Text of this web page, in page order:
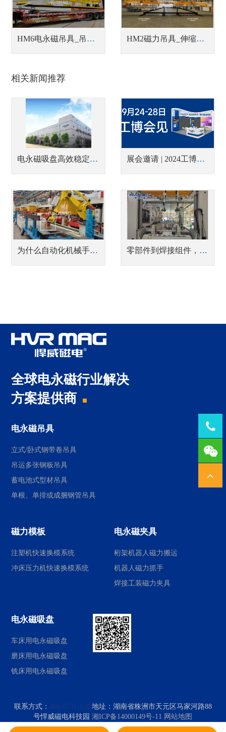
HM6电永磁吊具_吊运多张钢板吊具 HM2磁力吊具_伸缩梁中厚钢板吊具
相关新闻推荐
电永磁吸盘高效稳定的先进设备 展会邀请 | 2024工博会，悍威磁电邀您见证电永磁铁的智慧魅力
为什么自动化机械手在搬运物体时发生翻转，工件也不会掉落？ 零部件到焊接组件，电永磁起到了什么样的作用
全球电永磁行业解决
方案提供商
电永磁吊具
立式/卧式钢带卷吊具
吊运多张钢板吊具
蓄电池式型材吊具
单根、单排或成捆钢管吊具
磁力模板
注塑机快速换模系统
冲床压力机快速换模系统
电永磁夹具
桁架机器人磁力搬运
机器人磁力抓手
焊接工装磁力夹具
电永磁吸盘
车床用电永磁吸盘
磨床用电永磁吸盘
铣床用电永磁吸盘
联系方式： 地址： 湖南省株洲市天元区马家河路88
号悍威磁电科技园湘ICP备14000149号-11 网站地图
Tel：